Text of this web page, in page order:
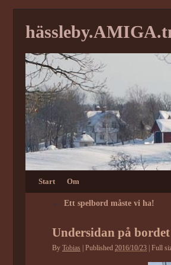
Start Om
← Ett spelbord måste vi ha!
Undersidan på bordet
By Tobias Published 2016/10/23 Full